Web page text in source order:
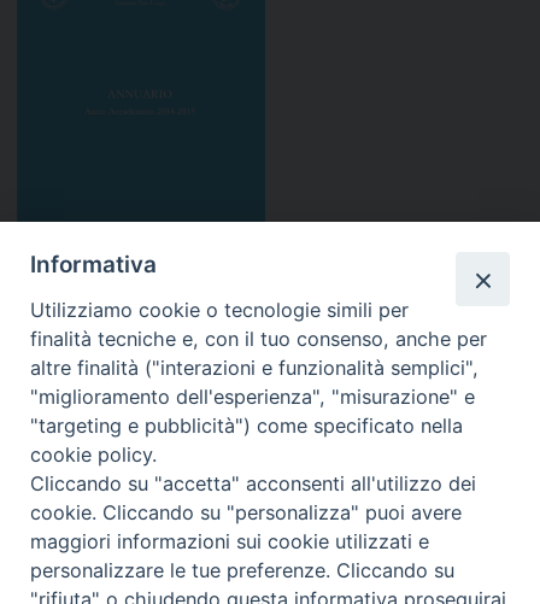
Guida dello Studente 2018-19
condividi su:
F
a
e
b
o
o
T
w
t
t
e
r
i
n
k
e
d
P
i
n
t
e
r
e
W
h
t
s
A
p
T
e
e
g
a
SEGUICI SU
F
a
c
e
I
n
s
t
Y
o
u
T
Pontificia Facoltà Teologica
Informativa
Utilizziamo cookie o tecnologie simili per
finalità tecniche e, con il tuo consenso, anche per
altre finalità ("interazioni e funzionalità semplici",
"miglioramento dell'esperienza", "misurazione" e
"targeting e pubblicità") come specificato nella
cookie policy.
Cliccando su "accetta" acconsenti all'utilizzo dei
cookie. Cliccando su "personalizza" puoi avere
maggiori informazioni sui cookie utilizzati e
personalizzare le tue preferenze. Cliccando su
"rifiuta" o chiudendo questa informativa proseguirai